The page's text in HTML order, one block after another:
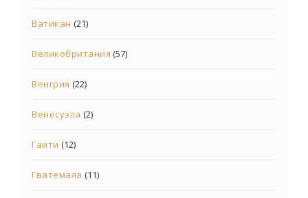
Ватикан (21)
Великобритания (57)
Венгрия (22)
Венесуэла (2)
Гаити (12)
Гватемала (11)